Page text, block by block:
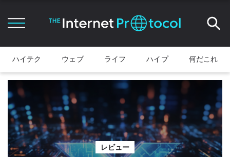
ハイテク ウェブ ライフ ハイプ 何だこれ
レビュー